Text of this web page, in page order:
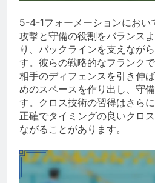
5-4-1フォーメーションにおい
攻撃と守備の役割をバランス
り、バックラインを支えなが
す。彼らの戦略的なフランク
相手のディフェンスを引き伸
めのスペースを作り出し、守
す。クロス技術の習得はさら
正確でタイミングの良いクロ
ながることがあります。